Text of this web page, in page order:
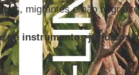
migrantes e não
de instrumentos jurídicos